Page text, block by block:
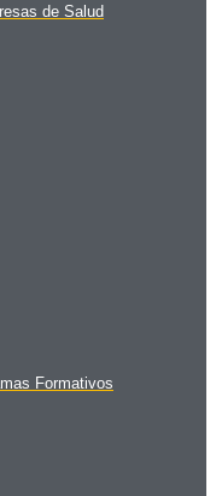
de Salud
Formativos